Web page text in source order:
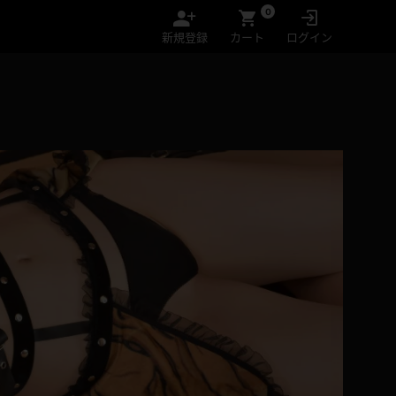
新規登録 カート
0
ログイン